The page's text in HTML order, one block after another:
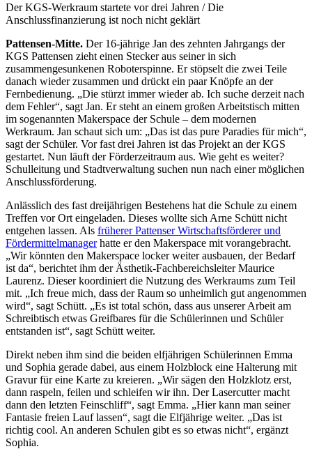
Der KGS-Werkraum startete vor drei Jahren / Die
Anschlussfinanzierung ist noch nicht geklärt
Pattensen-Mitte. Der 16-jährige Jan des zehnten Jahrgangs der
KGS Pattensen zieht einen Stecker aus seiner in sich
zusammengesunkenen Roboterspinne. Er stöpselt die zwei Teile
danach wieder zusammen und drückt ein paar Knöpfe an der
Fernbedienung. „Die stürzt immer wieder ab. Ich suche derzeit nach
dem Fehler“, sagt Jan. Er steht an einem großen Arbeitstisch mitten
im sogenannten Makerspace der Schule – dem modernen
Werkraum. Jan schaut sich um: „Das ist das pure Paradies für mich“,
sagt der Schüler. Vor fast drei Jahren ist das Projekt an der KGS
gestartet. Nun läuft der Förderzeitraum aus. Wie geht es weiter?
Schulleitung und Stadtverwaltung suchen nun nach einer möglichen
Anschlussförderung.
Anlässlich des fast dreijährigen Bestehens hat die Schule zu einem
Treffen vor Ort eingeladen. Dieses wollte sich Arne Schütt nicht
entgehen lassen. Als früherer Pattenser Wirtschaftsförderer und
Fördermittelmanagerhatte er den Makerspace mit vorangebracht.
„Wir könnten den Makerspace locker weiter ausbauen, der Bedarf
ist da“, berichtet ihm der Ästhetik-Fachbereichsleiter Maurice
Laurenz. Dieser koordiniert die Nutzung des Werkraums zum Teil
mit. „Ich freue mich, dass der Raum so unheimlich gut angenommen
wird“, sagt Schütt. „Es ist total schön, dass aus unserer Arbeit am
Schreibtisch etwas Greifbares für die Schülerinnen und Schüler
entstanden ist“, sagt Schütt weiter.
Direkt neben ihm sind die beiden elfjährigen Schülerinnen Emma
und Sophia gerade dabei, aus einem Holzblock eine Halterung mit
Gravur für eine Karte zu kreieren. „Wir sägen den Holzklotz erst,
dann raspeln, feilen und schleifen wir ihn. Der Lasercutter macht
dann den letzten Feinschliff“, sagt Emma. „Hier kann man seiner
Fantasie freien Lauf lassen“, sagt die Elfjährige weiter. „Das ist
richtig cool. An anderen Schulen gibt es so etwas nicht“, ergänzt
Sophia.